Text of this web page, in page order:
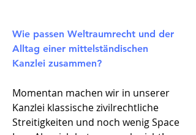
Wie passen Weltraumrecht und der
Alltag einer mittelständischen
Kanzlei zusammen?​
Momentan machen wir in unserer
Kanzlei klassische zivilrechtliche
Streitigkeiten und noch wenig Space